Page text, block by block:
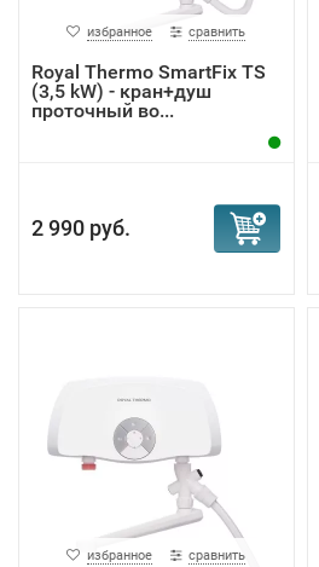
избранное сравнить
Royal Thermo SmartFix TS
(3,5 kW) - кран+душ
проточный во...
2 990 руб.
избранное сравнить